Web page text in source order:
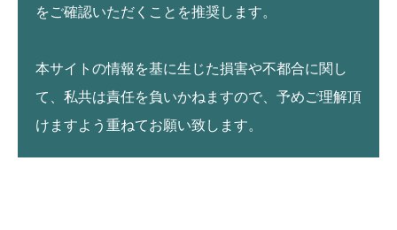
をご確認いただくことを推奨します。
本サイトの情報を基に生じた損害や不都合に関し
て、私共は責任を負いかねますので、予めご理解頂
けますよう重ねてお願い致します。